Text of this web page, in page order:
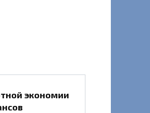
экономии